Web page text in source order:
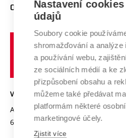
E-přihláška
Doktorské studium
Podpora podnikání
Mezinárodní vědecká rada
Systém zajišťování kvality výzkumu
Výzkumné infrastruktury
Transfer znalostí
Open Science
Projekty
Projekty ze strukturálních fondů
Specifický výzkum
Zahraniční spolupráce
Spolupráce se školami
Služby univerzity
Mezinárodní dohody
Univerzitní sítě
O UNIVERZITĚ
Profil univerzity
Udržitelná univerzita
Podnikavá univerzita / ContriBUTe
Bezpečná univerzita
Vyznamenání
Organizační struktura
VYSOKÉ UČENÍ TECHNICKÉ V
Antonínská 548/1
602 00 Brno
www.vut.cz
Nastavení
údajů
Soubory cookie
shromažďování a analýze
a používání webu,
ze sociálních médií a ke
přizpůsobení obsahu a
můžeme také předávat
platformám některé
marketingové účely.
Zjistit více